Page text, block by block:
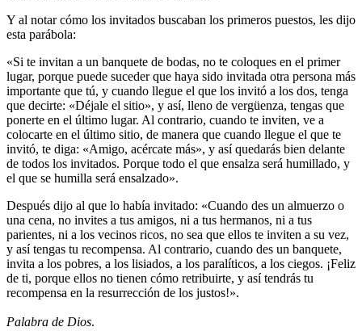
Y al notar cómo los invitados buscaban los primeros puestos, les dijo
esta parábola:
«Si te invitan a un banquete de bodas, no te coloques en el primer
lugar, porque puede suceder que haya sido invitada otra persona más
importante que tú, y cuando llegue el que los invitó a los dos, tenga
que decirte: «Déjale el sitio», y así, lleno de vergüenza, tengas que
ponerte en el último lugar. Al contrario, cuando te inviten, ve a
colocarte en el último sitio, de manera que cuando llegue el que te
invitó, te diga: «Amigo, acércate más», y así quedarás bien delante
de todos los invitados. Porque todo el que ensalza será humillado, y
el que se humilla será ensalzado».
Después dijo al que lo había invitado: «Cuando des un almuerzo o
una cena, no invites a tus amigos, ni a tus hermanos, ni a tus
parientes, ni a los vecinos ricos, no sea que ellos te inviten a su vez,
y así tengas tu recompensa. Al contrario, cuando des un banquete,
invita a los pobres, a los lisiados, a los paralíticos, a los ciegos. ¡Feliz
de ti, porque ellos no tienen cómo retribuirte, y así tendrás tu
recompensa en la resurrección de los justos!».
Palabra de Dios.